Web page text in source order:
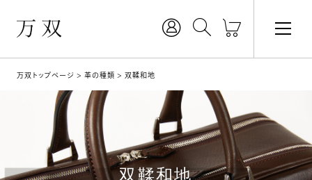
万双トップページ 革の種類 双鞣和地
双鞣和地